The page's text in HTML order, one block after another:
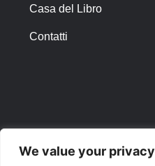
We value your privacy
Casa del Libro
Contatti